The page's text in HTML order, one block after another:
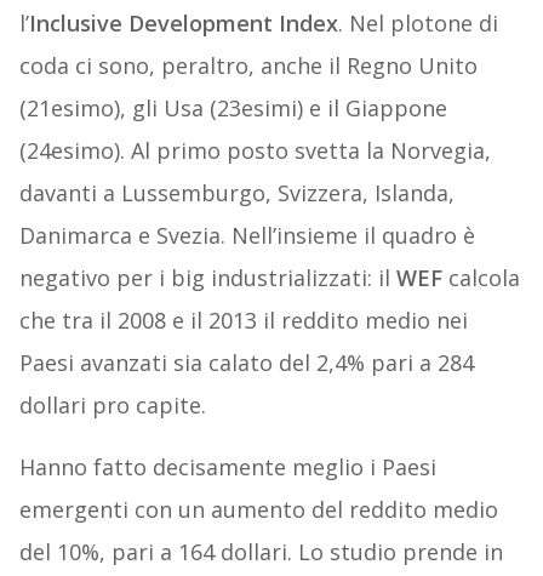
l’Inclusive Development Index. Nel plotone di
coda ci sono, peraltro, anche il Regno Unito
(21esimo), gli Usa (23esimi) e il Giappone
(24esimo). Al primo posto svetta la Norvegia,
davanti a Lussemburgo, Svizzera, Islanda,
Danimarca e Svezia. Nell’insieme il quadro è
negativo per i big industrializzati: il WEFcalcola
che tra il 2008 e il 2013 il reddito medio nei
Paesi avanzati sia calato del 2,4% pari a 284
dollari pro capite.
Hanno fatto decisamente meglio i Paesi
emergenti con un aumento del reddito medio
del 10%, pari a 164 dollari. Lo studio prende in